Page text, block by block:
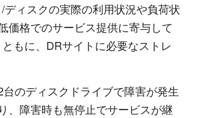
ィスクの実際の利用状況や負荷状
価格でのサービス提供に寄与して
もに、DRサイトに必要なストレ
のディスクドライブで障害が発生
、障害時も無停止でサービスが継